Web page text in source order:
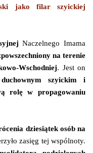
jako filar szyickiej
Naczelnego Imama
na terenie
Wschodniej. Jest on
szyickim i
rolę w propagowaniu
dziesiątek osób na
zasięg tej wspólnoty.